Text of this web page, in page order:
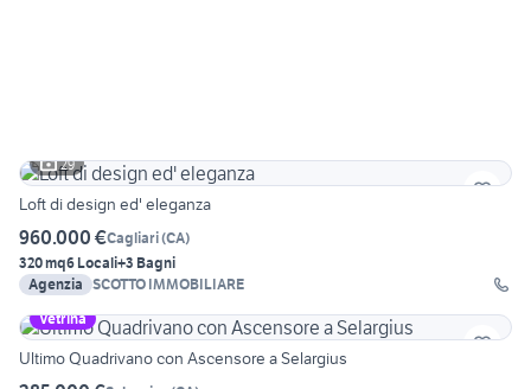
29
Loft di design ed' eleganza
960.000 €Cagliari(CA)
320 mq6 Locali+3 Bagni
Agenzia SCOTTO IMMOBILIARE
Vetrina
Ultimo Quadrivano con Ascensore a Selargius